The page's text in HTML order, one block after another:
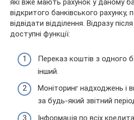
які вже мають рахунок у даному
відкритого банківського рахунку,
відвідати відділення. Відразу
доступні функції:
Переказ коштів з одного
інший.
Моніторинг надходжень і
за будь-який звітний
Інформація по всіх